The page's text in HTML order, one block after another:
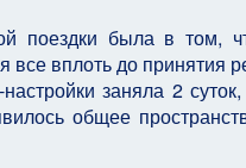
поездки была в том,
все вплоть до принятия
заняла 2
общее